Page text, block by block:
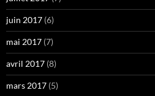
juin 2017 (6)
mai 2017 (7)
avril 2017 (8)
mars 2017 (5)